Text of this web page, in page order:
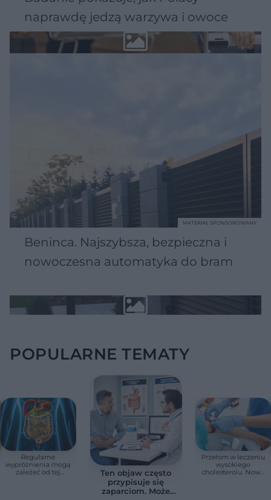
naprawdę jedzą warzywa i owoce
Beninca. Najszybsza, bezpieczna i
nowoczesna automatyka do bram
MATERIAŁ SPONSOROWANY
POPULARNE TEMATY
Regularne
wypróżnienia mogą
zależeć od tej
Ten objaw często
przypisuje się
zaparciom. Może
Przełom w leczeniu
wysokiego
cholesterolu. Nowa